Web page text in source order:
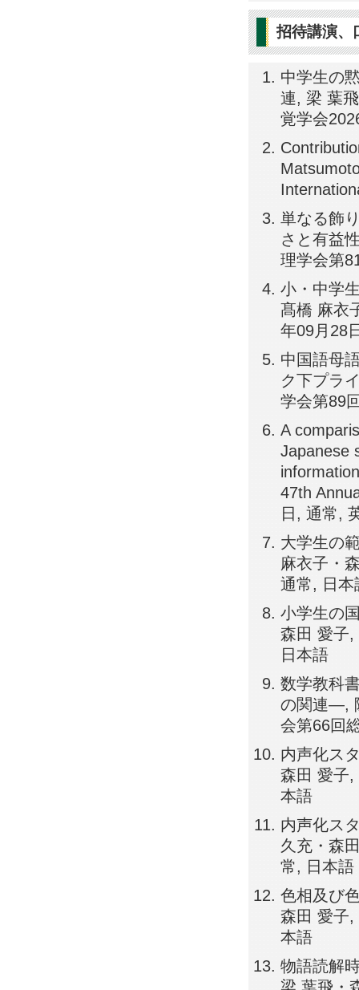
招待講演、
中学生の
連, 梁 葉
覚学会
単なる飾
さと有益
理学会第
小・中学
髙橋 麻衣
年09月28
中国語母
ク下プラ
学会第89
A
Japanese
47th
日, 通常,
大学生の
麻衣子・
通常, 日本
小学生の
森田 愛子,
日本語
数学教科
の関連―,
会第66回
内声化ス
森田 愛子,
本語
内声化ス
久充・森
常, 日本語
色相及び
森田 愛子,
本語
物語読解